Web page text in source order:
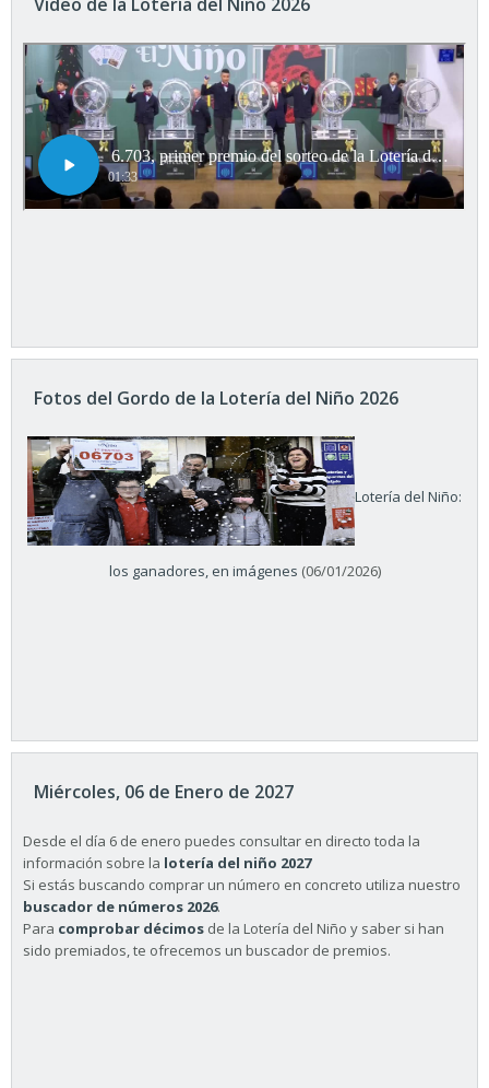
Fotos del Gordo de la Lotería del Niño 2026
Lotería del Niño:
los ganadores, en imágenes (06/01/2026)
Miércoles, 06 de Enero de 2027
Desde el día 6 de enero puedes consultar en directo toda la
información sobre la lotería del niño 2027
Si estás buscando comprar un número en concreto utiliza nuestro
buscador de números 2026.
Para comprobar décimos de la Lotería del Niño y saber si han
sido premiados, te ofrecemos un buscador de premios.